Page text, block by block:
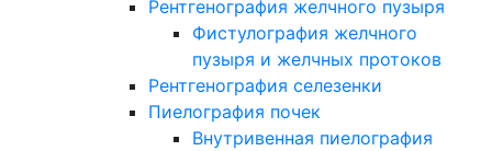
Рентгенография желчного пузыря
Фистулография желчного
пузыря и желчных протоков
Рентгенография селезенки
Пиелография почек
Внутривенная пиелография